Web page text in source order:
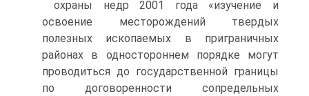
охраны недр 2001 года «изучение и
освоение месторождений твердых
полезных ископаемых в приграничных
районах в одностороннем порядке могут
проводиться до государственной границы
по договоренности сопредельных